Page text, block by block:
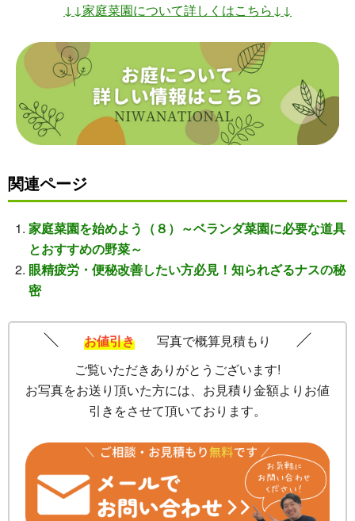
↓↓家庭菜園について詳しくはこちら↓↓
関連ページ
家庭菜園を始めよう（８）～ベランダ菜園に必要な道具
とおすすめの野菜～
眼精疲労・便秘改善したい方必見！知られざるナスの秘
密
お値引き
写真で概算見積もり
ご覧いただきありがとうございます!
お写真をお送り頂いた方には、お見積り金額よりお値
引きをさせて頂いております。